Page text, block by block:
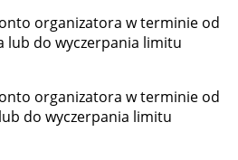
organizatora w terminie od
lub do wyczerpania limitu
organizatora w terminie od
do wyczerpania limitu